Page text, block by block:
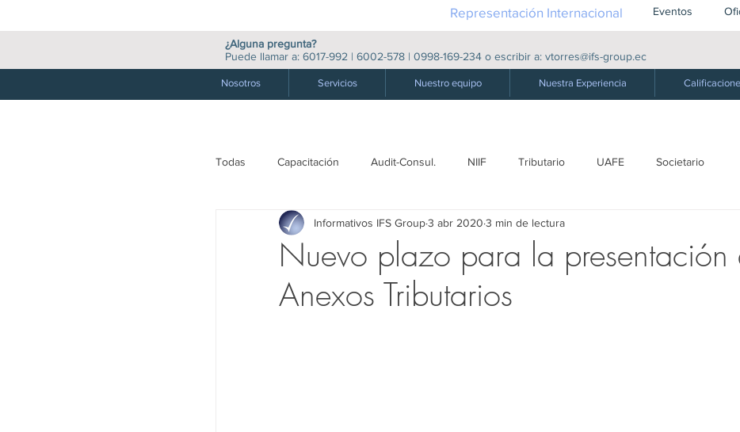
Nosotros Servicios Nuestro equipo Nuestra Experiencia
¿Alguna pregunta?
Puede llamar a: 6017-992 | 6002-578 | 0998-169-234 o escribir a: vtorres@ifs-group.ec
Eventos
Representación Internacional
Todas Capacitación Audit-Consul. NIIF Tributario UAFE Societario
M. Valores y Financiero Laboral - S. Social Producción
Medio Ambiente Derecho Público Energía Eléctrica
Nuevo plazo para la presentación
Anexos Tributarios
Informativos IFS Group3 abr 2020 3 min de lectura